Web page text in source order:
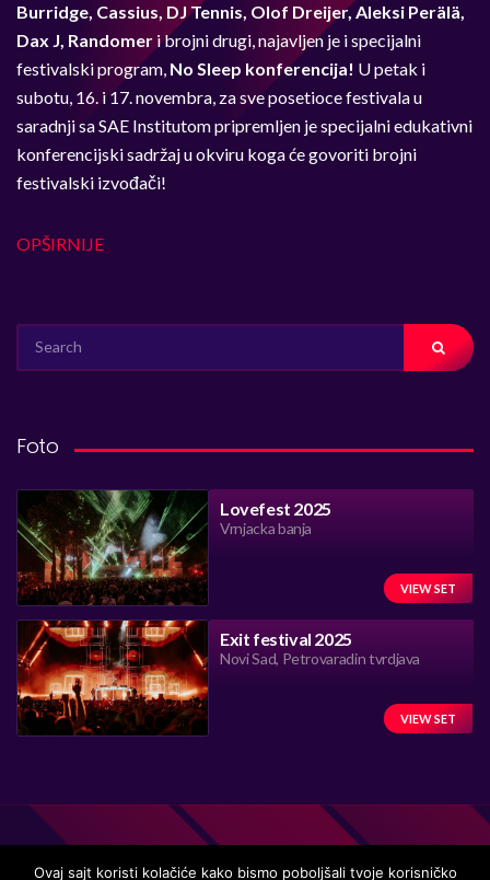
Burridge, Cassius, DJ Tennis, Olof Dreijer, Aleksi Perälä,
Dax J, Randomer i brojni drugi, najavljen je i specijalni
festivalski program, No Sleep konferencija! U petak i
subotu, 16. i 17. novembra, za sve posetioce festivala u
saradnji sa SAE Institutom pripremljen je specijalni edukativni
konferencijski sadržaj u okviru koga će govoriti brojni
festivalski izvođači!
OPŠIRNIJE
FOR:
Foto
Lovefest 2025
Vrnjacka banja
VIEW SET
Exit festival 2025
Novi Sad, Petrovaradin tvrdjava
VIEW SET
Ovaj sajt koristi kolačiće kako bismo poboljšali tvoje korisničko